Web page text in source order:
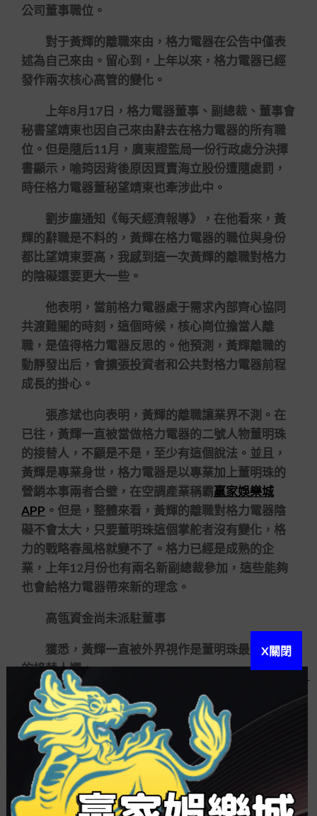
公司董事職位。
對于黃輝的離職來由，格力電器在公告中僅表
述為自己來由。留心到，上年以來，格力電器已經
發作兩次核心高管的變化。
上年8月17日，格力電器董事、副總裁、董事會
秘書望靖東也因自己來由辭去在格力電器的所有職
位。但是隨后11月，廣東證監局一份行政處分決擇
書顯示，喻筠因背後原因買賣海立股份遭隨處罰，
時任格力電器董秘望靖東也牽涉此中。
劉步塵通知《每天經濟報導》，在他看來，黃
輝的辭職是不料的，黃輝在格力電器的職位與身份
都比望靖東要高，我感到這一次黃輝的離職對格力
的陰礙還要更大一些。
他表明，當前格力電器處于需求內部齊心協同
共渡難關的時刻，這個時候，核心崗位擔當人離
職，是值得格力電器反思的。他預測，黃輝離職的
動靜發出后，會擴張投資者和公共對格力電器前程
成長的掛心。
張彥斌也向表明，黃輝的離職讓業界不測。在
已往，黃輝一直被當做格力電器的二號人物董明珠
的接替人，不顧是不是，至少有這個說法。並且，
黃輝是專業身世，格力電器是以專業加上董明珠的
營銷本事兩者合璧，在空調產業稱霸贏家娛樂城
APP 。但是，整體來看，黃輝的離職對格力電器陰
礙不會太大，只要董明珠這個掌舵者沒有變化，格
力的戰略春風格就變不了。格力已經是成熟的企
業，上年12月份也有兩名新副總裁參加，這些能夠
也會給格力電器帶來新的理念。
高瓴資金尚未派駐董事
獲悉，黃輝一直被外界視作是董明珠最有可能
的接替人選。
在2019年1月份舉辦的格力電器暫時股東大會
上，被股民問及何時退休及是否有接替人的疑問
時，董明珠其時望了一眼坐在旁邊的望靖東和黃
輝，答覆道：我心坎方法是我此刻就想退休。對于
接替人疑問，她表明，我實在心坎是有考核，誰對
格力電器前程的成長擔當。
X關閉